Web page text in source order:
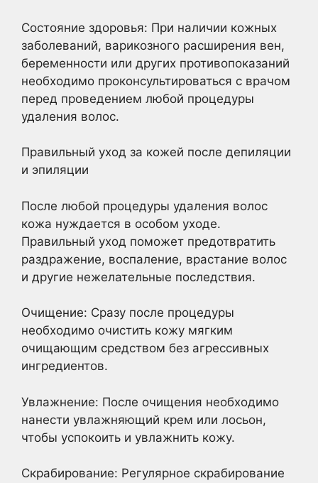
Состояние здоровья: При наличии кожных
заболеваний, варикозного расширения вен,
беременности или других противопоказаний
необходимо проконсультироваться с врачом
перед проведением любой процедуры
удаления волос.
Правильный уход за кожей после депиляции
и эпиляции
После любой процедуры удаления волос
кожа нуждается в особом уходе.
Правильный уход поможет предотвратить
раздражение, воспаление, врастание волос
и другие нежелательные последствия.
Очищение: Сразу после процедуры
необходимо очистить кожу мягким
очищающим средством без агрессивных
ингредиентов.
Увлажнение: После очищения необходимо
нанести увлажняющий крем или лосьон,
чтобы успокоить и увлажнить кожу.
Скрабирование: Регулярное скрабирование